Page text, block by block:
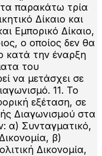
παρακάτω τρία
Δίκαιο και
Εμπορικό Δίκαιο,
ο οποίος δεν θα
κατά την έναρξη
του
να μετάσχει σε
11. Το
εξέταση, σε
Διαγωνισμού στα
α) Συνταγματικό,
β)
Δικονομία,